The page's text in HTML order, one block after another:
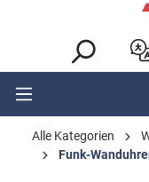
Alle Kategorien
Funk-